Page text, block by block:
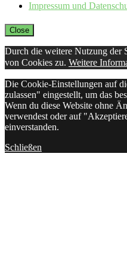
Impressum und
Close
Durch die weitere Nutzung der
von Cookies zu. Weitere
Die Cookie-Einstellungen auf
zulassen" eingestellt, um das
Wenn du diese Website ohne
verwendest oder auf
einverstanden.
Schließen